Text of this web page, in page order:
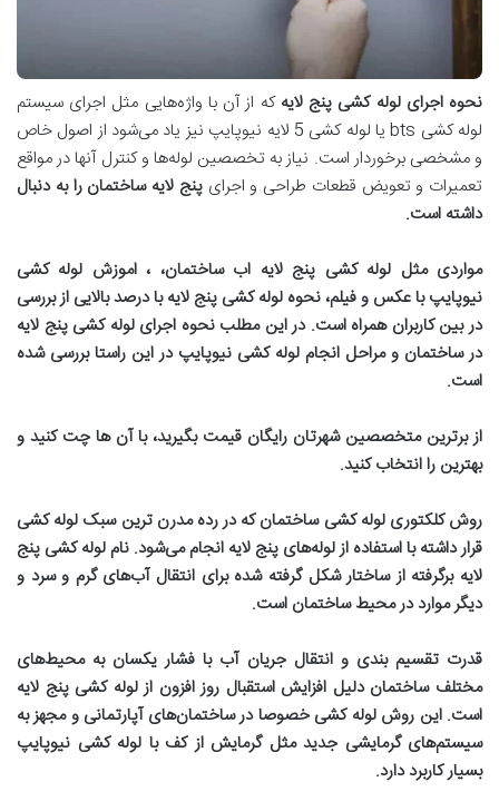
نحوه اجرای لوله کشی پنج لایه که از آن با واژه‌هایی مثل اجرای سیستم
لوله کشی bts یا لوله کشی 5 لایه نیوپایپ نیز یاد می‌شود از اصول خاص
و مشخصی برخوردار است. نیاز به تخصصین لوله‌ها و کنترل آنها در مواقع
تعمیرات و تعویض قطعات طراحی و اجرایپنج لایه ساختمان را به دنبال
داشته است.
مواردی مثل لوله کشی پنج لایه اب ساختمان، ، اموزش لوله کشی
نیوپایپ با عکس و فیلم، نحوه لوله کشی پنج لایه با درصد بالایی از بررسی
در بین کاربران همراه است. در این مطلب نحوه اجرای لوله کشی پنج لایه
در ساختمان و مراحل انجام لوله کشی نیوپایپ در این راستا بررسی شده
است.
از برترین متخصصین شهرتان رایگان قیمت بگیرید، با آن ها چت کنید و
بهترین را انتخاب کنید.
روش کلکتوری لوله کشی ساختمان که در رده مدرن ترین سبک لوله کشی
قرار داشته با استفاده از لوله‌های پنج لایه انجام می‌شود. نام لوله کشی پنج
لایه برگرفته از ساختار شکل گرفته شده برای انتقال آب‌های گرم و سرد و
دیگر موارد در محیط ساختمان است.
قدرت تقسیم بندی و انتقال جریان آب با فشار یکسان به محیط‌های
مختلف ساختمان دلیل افزایش استقبال روز افزون از لوله کشی پنج لایه
است. این روش لوله کشی خصوصا در ساختمان‌های آپارتمانی و مجهز به
سیستم‌های گرمایشی جدید مثل گرمایش از کف با لوله کشی نیوپایپ
بسیار کاربرد دارد.